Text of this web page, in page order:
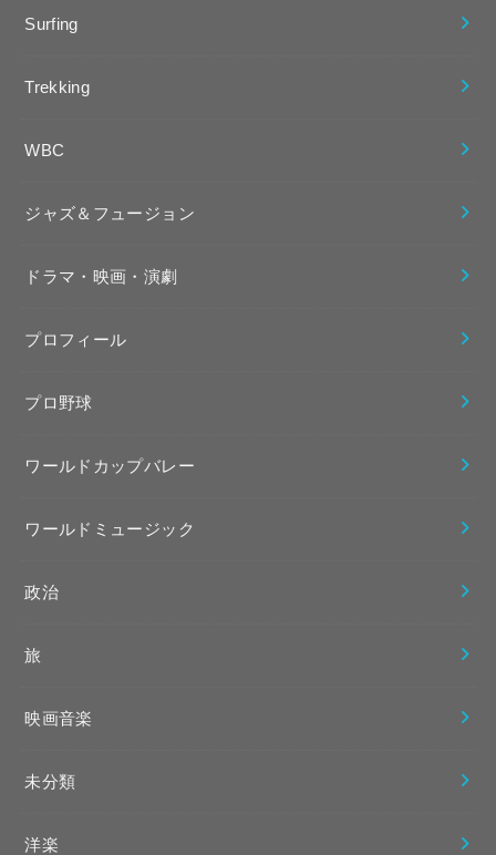
Surfing
Trekking
WBC
ジャズ＆フュージョン
ドラマ・映画・演劇
プロフィール
プロ野球
ワールドカップバレー
ワールドミュージック
政治
旅
映画音楽
未分類
洋楽